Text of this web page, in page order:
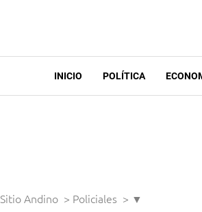
INICIO POLÍTICA
Sitio Andino > Policiales > ▼